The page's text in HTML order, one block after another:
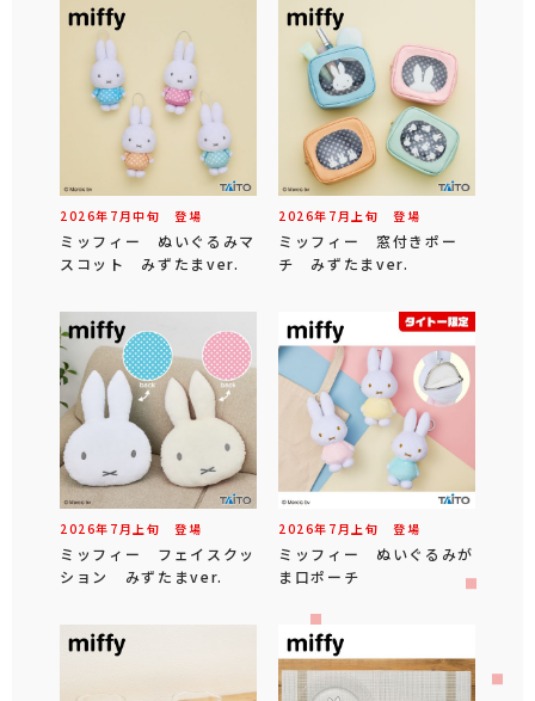
2026年 7 月中旬 登場
ミッフィー ぬいぐるみマ
スコット みずたまver.
2026年 7 月 上旬 登場
ミッフィー 窓付きポー
チ みずたまver.
2026年 7 月 上旬 登場
ミッフィー フェイスクッ
ション みずたまver.
2026年 7 月 上旬 登場
ミッフィー ぬいぐるみが
ま口ポーチ